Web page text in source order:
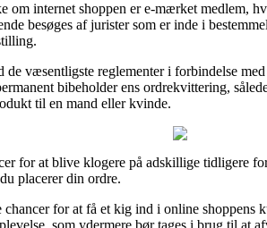
internet shoppen er e-mærket medlem,
besøges af jurister som er inde i
de væsentligste reglementer i forbindelse
bibeholder ens ordrekvittering,
til en mand eller kvinde.
for at blive klogere på adskillige tidligere
placerer din ordre.
for at få et kig ind i online